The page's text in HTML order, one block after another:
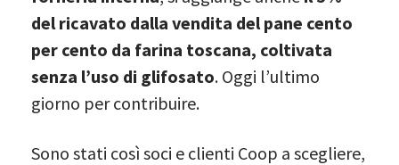
del ricavato dalla vendita del pane cento
per cento da farina toscana, coltivata
senza l’uso di glifosato. Oggi l’ultimo
giorno per contribuire.
Sono stati così soci e clienti Coop a scegliere,